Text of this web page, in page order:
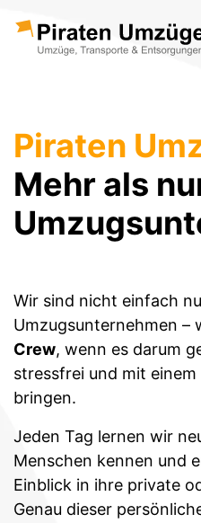
Piraten
Mehr als
Wir sind nicht einfach
Umzugsunternehmen –
Crew, wenn es darum
stressfrei und mit einem
bringen.
Jeden Tag lernen wir
Menschen kennen und
Einblick in ihre private
Genau dieser